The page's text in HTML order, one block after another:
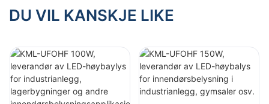
DU VIL KANSKJE LIKE